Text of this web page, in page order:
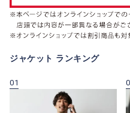
ジャケット ランキング
01